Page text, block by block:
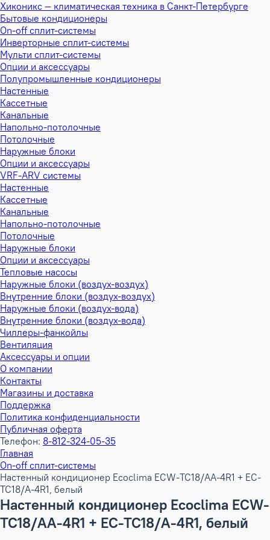
Хиконикс — климатическая техника в Санкт-Петербурге
Бытовые кондиционеры
On-off сплит-системы
Инверторные сплит-системы
Мульти сплит-системы
Опции и аксессуары
Полупромышленные кондиционеры
Настенные
Кассетные
Канальные
Напольно-потолочные
Потолочные
Наружные блоки
Опции и аксессуары
VRF-ARV системы
Настенные
Кассетные
Канальные
Напольно-потолочные
Потолочные
Наружные блоки
Опции и аксессуары
Тепловые насосы
Наружные блоки (воздух-воздух)
Внутренние блоки (воздух-воздух)
Наружные блоки (воздух-вода)
Внутренние блоки (воздух-вода)
Чиллеры-фанкойлы
Вентиляция
Аксессуары и опции
О компании
Контакты
Магазины и доставка
Поддержка
Политика конфиденциальности
Публичная оферта
Телефон: 8-812-324-05-35
Главная
On-off сплит-системы
Настенный кондиционер Ecoclima ECW-TC18/AA-4R1 + EC-
TC18/A-4R1, белый
Настенный кондиционер Ecoclima ECW-
TC18/AA-4R1 + EC-TC18/A-4R1, белый